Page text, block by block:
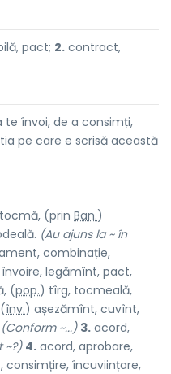
pact; 2. contract,
te învoi, de a consimți,
pe care e scrisă această
ocmă, (prin Ban.)
ală. (Au ajuns la ~ în
combinație,
legămînt, pact,
(pop.) tîrg, tocmeală,
înv.) așezămînt, cuvînt,
(Conform ~...) 3. acord,
~?) 4. acord, aprobare,
încuviințare,